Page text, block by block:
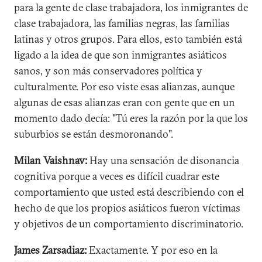
para la gente de clase trabajadora, los inmigrantes de
clase trabajadora, las familias negras, las familias
latinas y otros grupos. Para ellos, esto también está
ligado a la idea de que son inmigrantes asiáticos
sanos, y son más conservadores política y
culturalmente. Por eso viste esas alianzas, aunque
algunas de esas alianzas eran con gente que en un
momento dado decía: "Tú eres la razón por la que los
suburbios se están desmoronando".
Milan Vaishnav:Hay una sensación de disonancia
cognitiva porque a veces es difícil cuadrar este
comportamiento que usted está describiendo con el
hecho de que los propios asiáticos fueron víctimas
y objetivos de un comportamiento discriminatorio.
James Zarsadiaz:Exactamente. Y por eso en la